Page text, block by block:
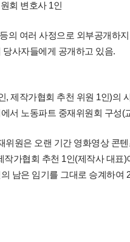
회 변호사 1인
의 여러 사정으로 외부공개하
사자들에게 공개하고 있음.
제작가협회 추천 위원 1인)의
서 노동파트 중재위원회 구성(
원은 오랜 기간 영화영상 콘
가협회 추천 1인(제작사 대표)
남은 임기를 그대로 승계하여